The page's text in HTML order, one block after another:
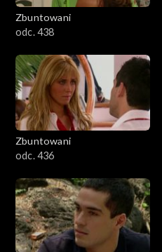
Zbuntowani
odc. 438
Zbuntowani
odc. 436